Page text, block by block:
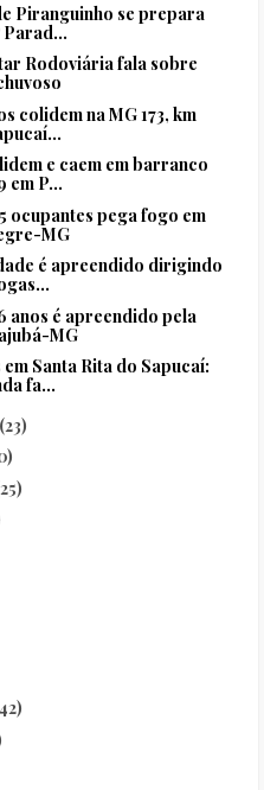
Piranguinho se prepara
Parad...
Rodoviária fala sobre
colidem na MG 173, km
e caem em barranco
em P...
ocupantes pega fogo em
MG
é apreendido dirigindo
anos é apreendido pela
MG
Santa Rita do Sapucaí:
fa...
(23)